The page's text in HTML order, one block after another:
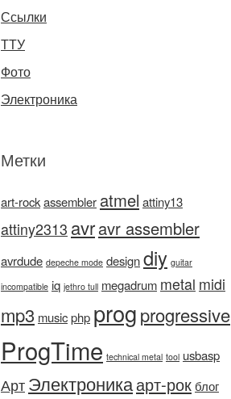
Ссылки
ТТУ
Фото
Электроника
Метки
art-rockassembler atmel attiny13
attiny2313 avravr assembler
avrdude depeche mode designdiy guitar
incompatible iq jethro tull megadrum metal midi
mp3 musicphp progprogressive
ProgTime technical metal tool usbasp
Арт Электроникаарт-рок блог